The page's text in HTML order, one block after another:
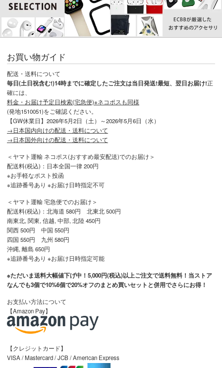
お買い物ガイド
配送・送料について
毎日(土日祝含む!)14時までに確定したご注文は当日発送!最短、翌日お届け!正
確には、
料金・お届け予定日検索(宅急便)※ネコポスも同様
(発地1510051)をご確認ください。
【GW休業日】2026年5月2日（土）～2026年5月6日（水）
→日本国内向けの配送・送料について
→日本国外向けの配送・送料について
＜ヤマト運輸 ネコポス(おすすめ最安配送)でのお届け＞
配送料(税込)：日本全国一律 200円
※お手軽なポスト投函
※追跡番号あり ※お届け日時指定不可
＜ヤマト運輸 宅急便でのお届け＞
配送料(税込)：北海道 580円 北東北 500円
南東北, 関東, 信越, 中部, 北陸 450円
関西 500円 中国 550円
四国 550円 九州 580円
沖縄, 離島 650円
※追跡番号あり ※お届け日時指定可能
※ただいま送料大幅値下げ中！5,000円(税込)以上ご注文で送料無料！当ストア
なんでも3個で10%6個で20%オフのまとめ買いセットと併用でさらにお得！
お支払い方法について
【Amazon Pay】
【クレジットカード】
VISA / Mastercard / JCB / American Express